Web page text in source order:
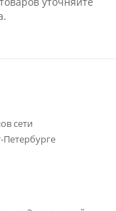
сети
Петербурге